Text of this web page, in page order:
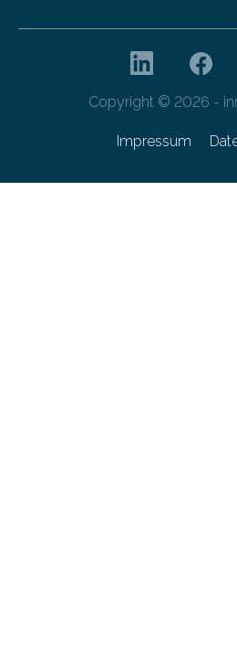
Copyright © 2026 -
Impressum